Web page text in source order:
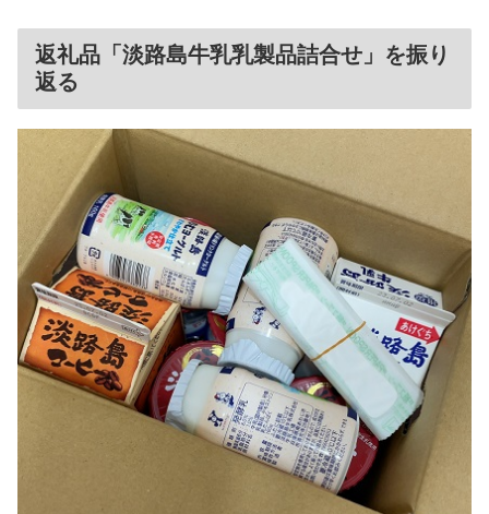
返礼品「淡路島牛乳乳製品詰合せ」を振り
返る